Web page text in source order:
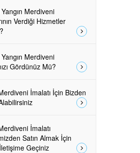
Merdiveni
Verdiği Hizmetler
Merdiveni
Gördünüz Mü?
İmalatı İçin Bizden
İmalatı
Satın Almak İçin
Geçiniz